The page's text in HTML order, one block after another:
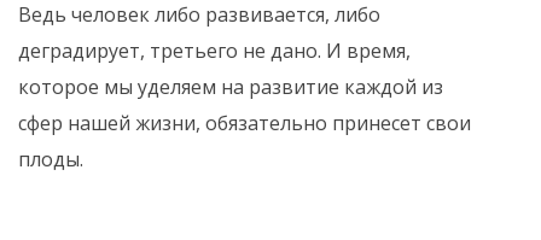
️Ведь человек либо развивается, либо
деградирует, третьего не дано. И время,
которое мы уделяем на развитие каждой из
сфер нашей жизни, обязательно принесет свои
плоды.